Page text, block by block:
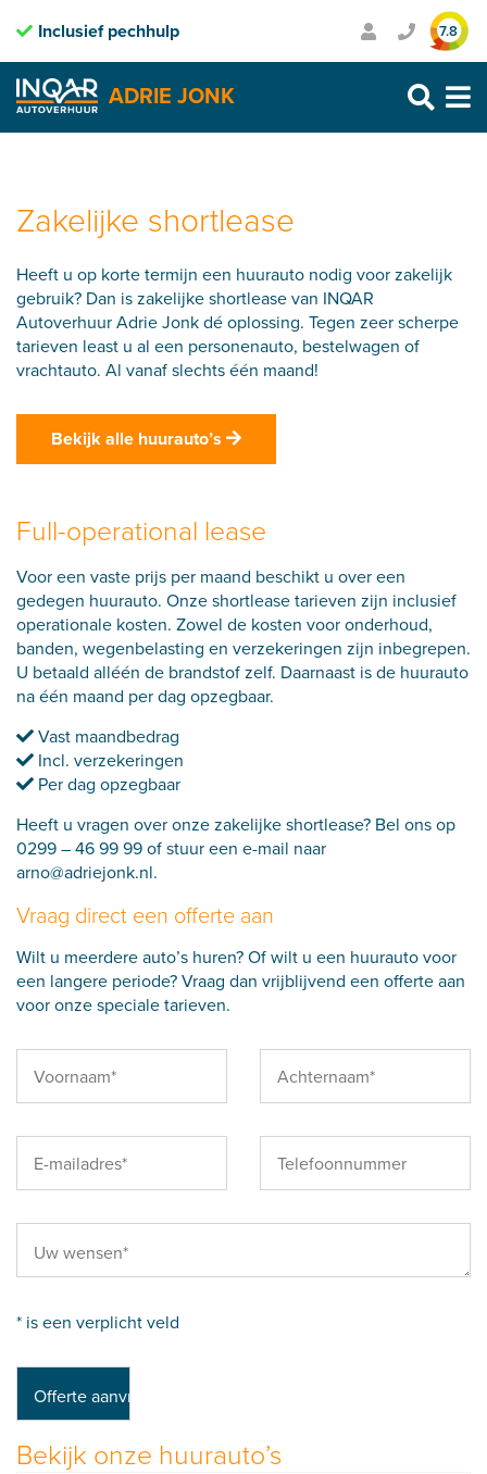
Inclusief pechhulp Transparante prijzen
Purmerend: 0299 – 469 999
Heerhugowaard: 072 – 30 33 666
Zaandam: 075 – 65 90 123
7.8
ADRIE JONK
Skip
Zakelijke shortlease
Heeft u op korte termijn een huurauto nodig voor zakelijk
gebruik? Dan is zakelijke shortlease van INQAR
Autoverhuur Adrie Jonk dé oplossing. Tegen zeer scherpe
tarieven least u al een personenauto, bestelwagen of
vrachtauto. Al vanaf slechts één maand!
Bekijk alle huurauto’s
Full-operational lease
Voor een vaste prijs per maand beschikt u over een
gedegen huurauto. Onze shortlease tarieven zijn inclusief
operationale kosten. Zowel de kosten voor onderhoud,
banden, wegenbelasting en verzekeringen zijn inbegrepen.
U betaald alléén de brandstof zelf. Daarnaast is de huurauto
na één maand per dag opzegbaar.
Vast maandbedrag
Incl. verzekeringen
Per dag opzegbaar
Heeft u vragen over onze zakelijke shortlease? Bel ons op
0299 – 46 99 99of stuur een e-mail naar
arno@adriejonk.nl.
Vraag direct een offerte aan
Wilt u meerdere auto’s huren? Of wilt u een huurauto voor
een langere periode? Vraag dan vrijblijvend een offerte aan
voor onze speciale tarieven.
* is een verplicht veld
Bekijk onze huurauto’s